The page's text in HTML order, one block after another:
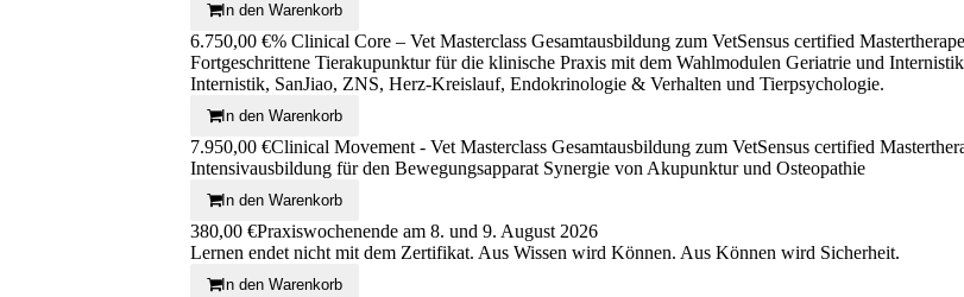
In den Warenkorb
6.750,00 €% Clinical Core – Vet Masterclass Gesamtausbildung zum VetSensus certified
Fortgeschrittene Tierakupunktur für die klinische Praxis mit dem Wahlmodulen Geriatrie und
Internistik, SanJiao, ZNS, Herz-Kreislauf, Endokrinologie & Verhalten und Tierpsychologie.
In den Warenkorb
7.950,00 €Clinical Movement - Vet Masterclass Gesamtausbildung zum VetSensus certified
Intensivausbildung für den Bewegungsapparat Synergie von Akupunktur und Osteopathie
In den Warenkorb
380,00 €Praxiswochenende am 8. und 9. August 2026
Lernen endet nicht mit dem Zertifikat. Aus Wissen wird Können. Aus Können wird Sicherheit.
In den Warenkorb